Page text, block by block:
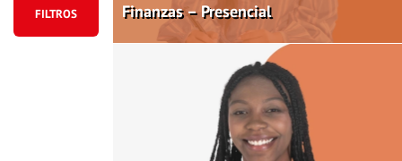
FILTROS
Finanzas – Presencial